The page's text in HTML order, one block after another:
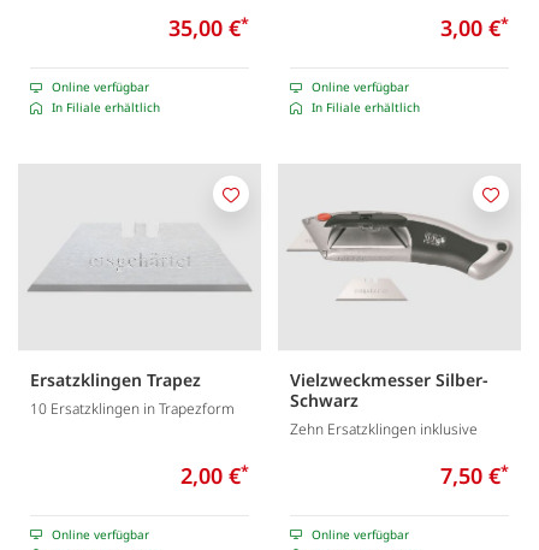
35,00 €*
Online verfügbar
In Filiale erhältlich
3,00 €*
Online verfügbar
In Filiale erhältlich
Ersatzklingen Trapez
10 Ersatzklingen in Trapezform
2,00 €*
Online verfügbar
Merken
Vielzweckmesser Silber-
Schwarz
Zehn Ersatzklingen inklusive
7,50 €*
Online verfügbar